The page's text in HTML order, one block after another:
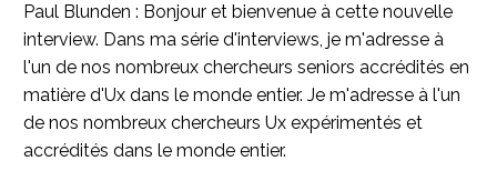
Paul Blunden : Bonjour et bienvenue à cette nouvelle
interview. Dans ma série d'interviews, je m'adresse à
l'un de nos nombreux chercheurs seniors accrédités en
matière d'Ux dans le monde entier. Je m'adresse à l'un
de nos nombreux chercheurs Ux expérimentés et
accrédités dans le monde entier.